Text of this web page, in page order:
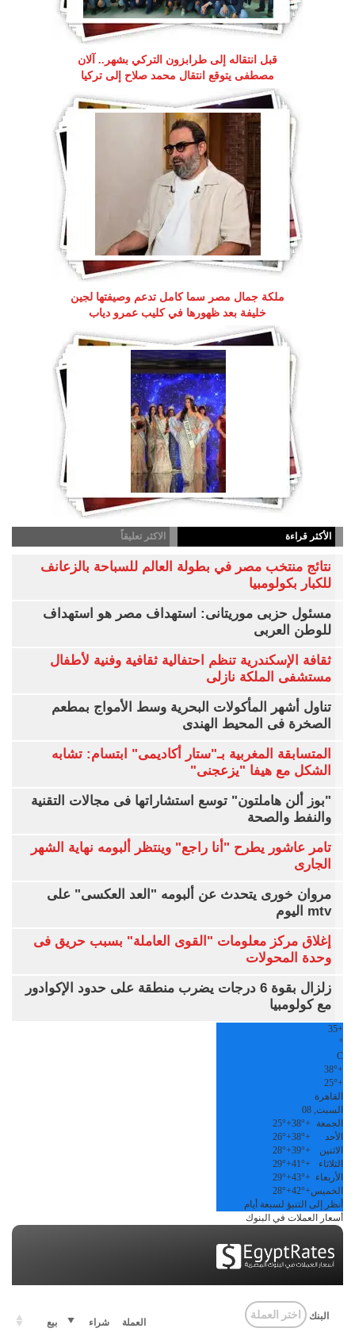
قبل انتقاله إلى طرابزون التركي بشهر.. آلان
مصطفى يتوقع انتقال محمد صلاح إلى تركيا
ملكة جمال مصر سما كامل تدعم وصيفتها لجين
خليفة بعد ظهورها في كليب عمرو دياب
الأكثر قراءة الاكثر تعليقاً
نتائج منتخب مصر في بطولة العالم للسباحة بالزعانف
للكبار بكولومبيا
مسئول حزبى موريتانى: استهداف مصر هو استهداف
للوطن العربى
ثقافة الإسكندرية تنظم احتفالية ثقافية وفنية لأطفال
مستشفى الملكة نازلى
تناول أشهر المأكولات البحرية وسط الأمواج بمطعم
الصخرة فى المحيط الهندى
المتسابقة المغربية بـ"ستار أكاديمى" ابتسام: تشابه
الشكل مع هيفا "يزعجنى"
"بوز ألن هاملتون" توسع استشاراتها فى مجالات التقنية
والنفط والصحة
تامر عاشور يطرح "أنا راجع" وينتظر ألبومه نهاية الشهر
الجارى
مروان خورى يتحدث عن ألبومه "العد العكسى" على
mtv اليوم
إغلاق مركز معلومات "القوى العاملة" بسبب حريق فى
وحدة المحولات
زلزال بقوة 6 درجات يضرب منطقة على حدود الإكوادور
مع كولومبيا
+
35
°
C
+
38°
+
25°
القاهرة
السبت, 08
الجمعة
+
38°
+
25°
الأحد
+
38°
+
26°
الاثنين
+
39°
+
28°
الثلاثاء
+
41°
+
29°
الأربعاء +
43°
+
29°
الخميس+
42°
+
28°
أنظر إلى التنبؤ لسبعة أيام
أسعار العملات في البنوك